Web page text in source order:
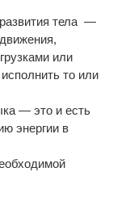
тела —
или
то или
— это и есть
энергии в